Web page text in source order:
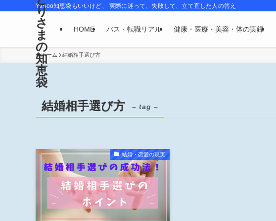
Yahoo知恵袋もいいけど、 実際に迷って、失敗して、立て直した人の答え
り
さ
ま
の
知
恵
袋
HOME バス・転職リアル 健康・医療・美容・体の実録
ホーム 結婚相手選び方
結婚相手選び方 – tag –
結婚・恋愛の現実